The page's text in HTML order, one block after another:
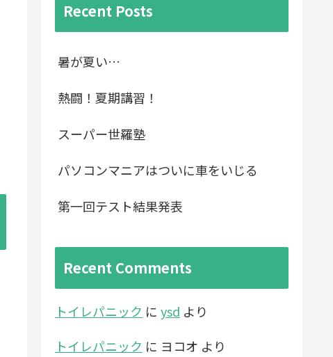
Recent Posts
暑が夏い…
熱闘！夏期講習！
スーパー世羅塾
パソコンマニアはついに車をいじる
第一回テスト結果発表
Recent Comments
トイレパニック に ysd より
トイレパニック に ヨコオ より